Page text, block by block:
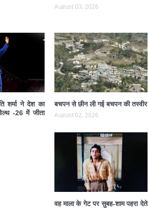
August 03, 2026
शर्मा ने देश का
-26 में जीता
बचपन से छीन ली गई बचपन की तस्वीर
August 02, 2026
वह माला के गेट पर सुबह-शाम पहरा देते